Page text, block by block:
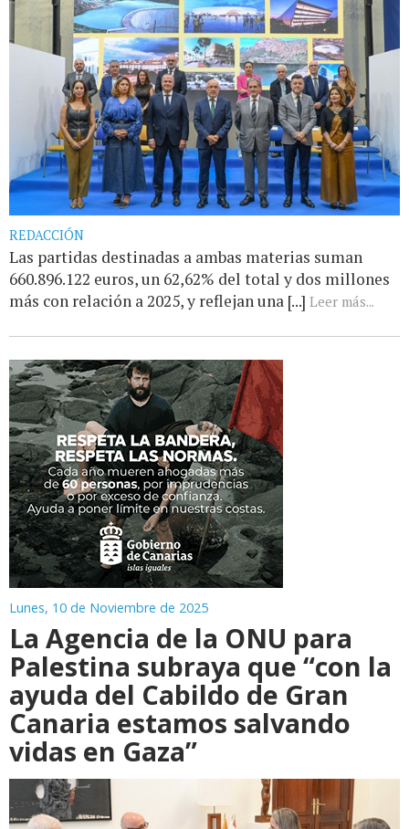
REDACCIÓN
Las partidas destinadas a ambas materias suman
660.896.122 euros, un 62,62% del total y dos millones
más con relación a 2025, y reflejan una [...] Leer más...
Lunes, 10 de Noviembre de 2025
La Agencia de la ONU para
Palestina subraya que “con la
ayuda del Cabildo de Gran
Canaria estamos salvando
vidas en Gaza”